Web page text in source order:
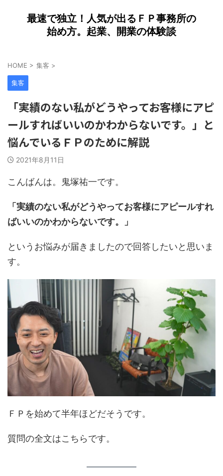
最速で独立！人気が出るＦＰ事務所の
始め方。起業、開業の体験談
HOME > 集客 >
集客
「実績のない私がどうやってお客様にアピ
ールすればいいのかわからないです。」と
悩んでいるＦＰのために解説
2021年8月11日
こんばんは。鬼塚祐一です。
「実績のない私がどうやってお客様にアピールすれ
ばいいのかわからないです。」
というお悩みが届きましたので回答したいと思いま
す。
ＦＰを始めて半年ほどだそうです。
質問の全文はこちらです。